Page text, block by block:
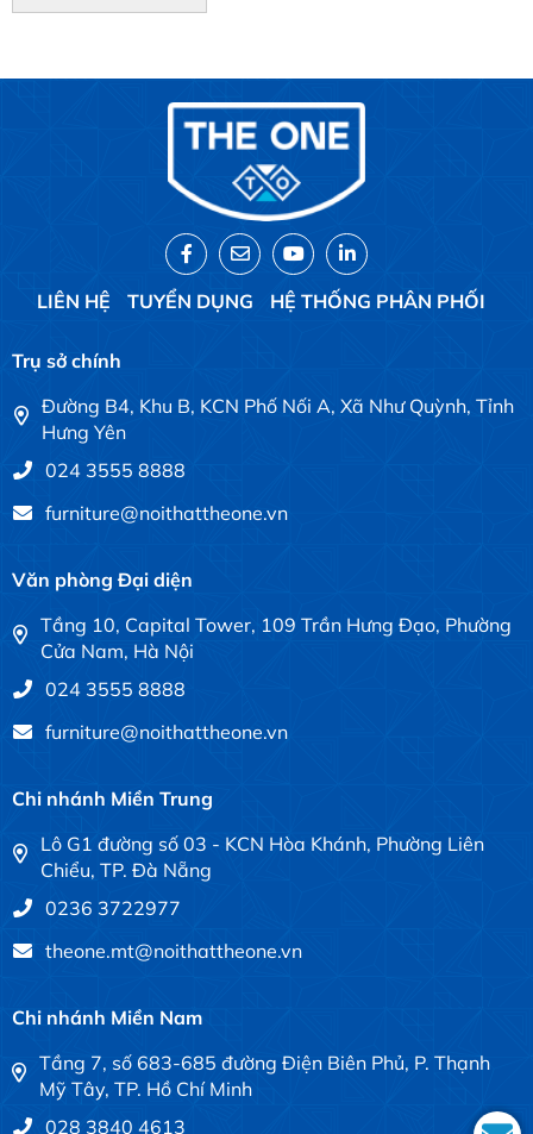
LIÊN HỆ TUYỂN DỤNG HỆ THỐNG PHÂN PHỐI
Trụ sở chính
Đường B4, Khu B, KCN Phố Nối A, Xã Như Quỳnh, Tỉnh
Hưng Yên
024 3555 8888
furniture@noithattheone.vn
Văn phòng Đại diện
Tầng 10, Capital Tower, 109 Trần Hưng Đạo, Phường
Cửa Nam, Hà Nội
024 3555 8888
furniture@noithattheone.vn
Chi nhánh Miền Trung
Lô G1 đường số 03 - KCN Hòa Khánh, Phường Liên
Chiểu, TP. Đà Nẵng
0236 3722977
theone.mt@noithattheone.vn
Chi nhánh Miền Nam
Tầng 7, số 683-685 đường Điện Biên Phủ, P. Thạnh
Mỹ Tây, TP. Hồ Chí Minh
028 3840 4613